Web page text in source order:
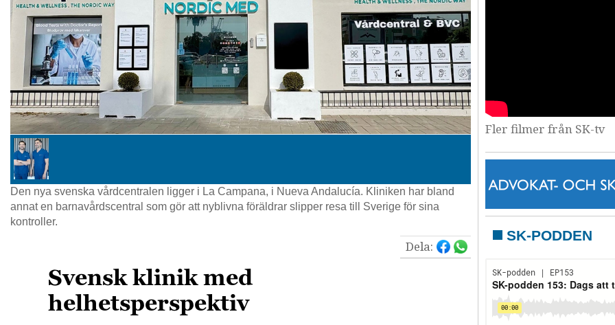
Den nya svenska vårdcentralen ligger i La Campana, i Nueva Andalucía. Kliniken har bland
annat en barnavårdscentral som gör att nyblivna föräldrar slipper resa till Sverige för sina
kontroller.
Dela:
Svensk klinik med
helhetsperspektiv
Fler filmer från SK-tv
SK-PODDEN